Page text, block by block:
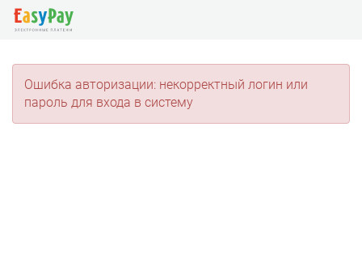
Ошибка авторизации: некорректный логин или
пароль для входа в систему